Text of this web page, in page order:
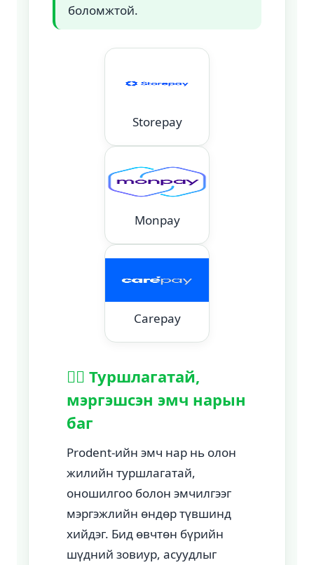
боломжтой.
Storepay
Monpay
Carepay
👩‍⚕️ Туршлагатай,
мэргэшсэн эмч нарын
баг
Prodent-ийн эмч нар нь олон
жилийн туршлагатай,
оношилгоо болон эмчилгээг
мэргэжлийн өндөр түвшинд
хийдэг. Бид өвчтөн бүрийн
шүдний зовиур, асуудлыг